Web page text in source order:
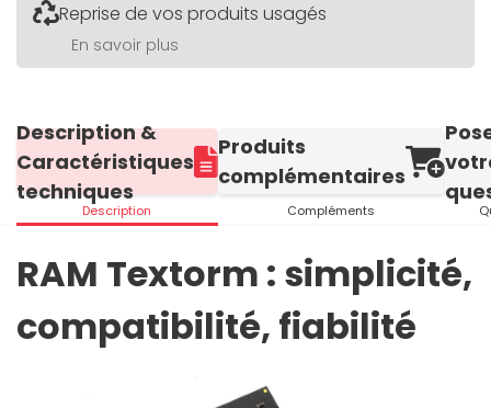
Reprise de vos produits usagés
En savoir plus
Description &
Caractéristiques
techniques
Description
Produits
complémentaires
Compléments
RAM Textorm : simplicité,
compatibilité, fiabilité